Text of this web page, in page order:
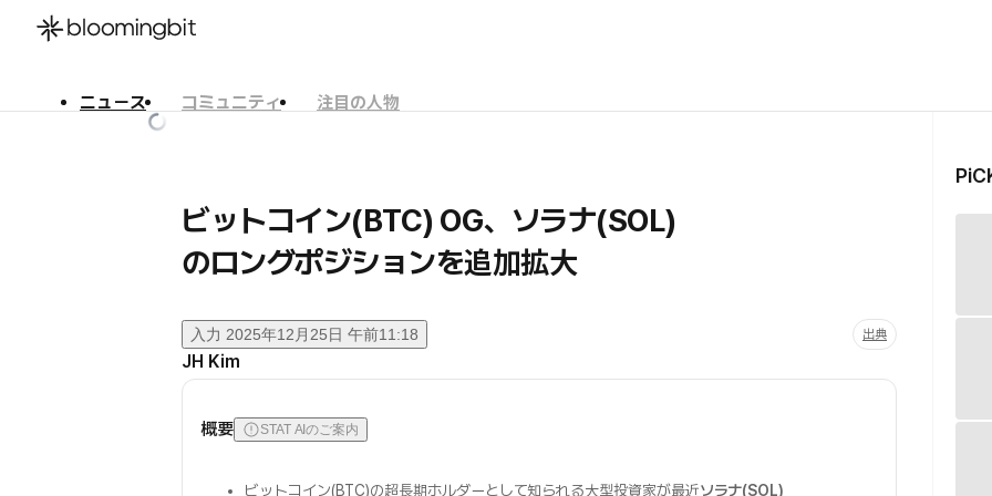
ニュース コミュニティ
注目の人物
ビットコイン(BTC) OG、ソラナ(SOL)
のロングポジションを追加拡大
入力 2025年12月25日 午前11:18 出典
JH Kim
概要 STAT AIのご案内
ビットコイン(BTC)の超長期ホルダーとして知られる大型投資家が最近ソラナ(SOL)